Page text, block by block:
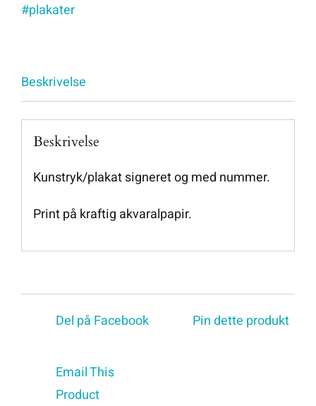
#plakater
Beskrivelse
Beskrivelse
Kunstryk/plakat signeret og med nummer.
Print på kraftig akvaralpapir.
Del på Facebook Pin dette produkt
Email This
Product